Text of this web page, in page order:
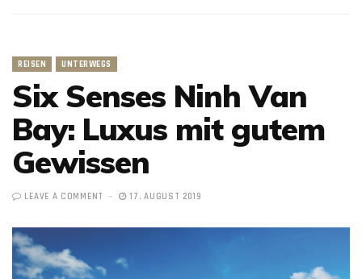
REISEN UNTERWEGS
Six Senses Ninh Van
Bay: Luxus mit gutem
Gewissen
LEAVE A COMMENT 17. AUGUST 2019